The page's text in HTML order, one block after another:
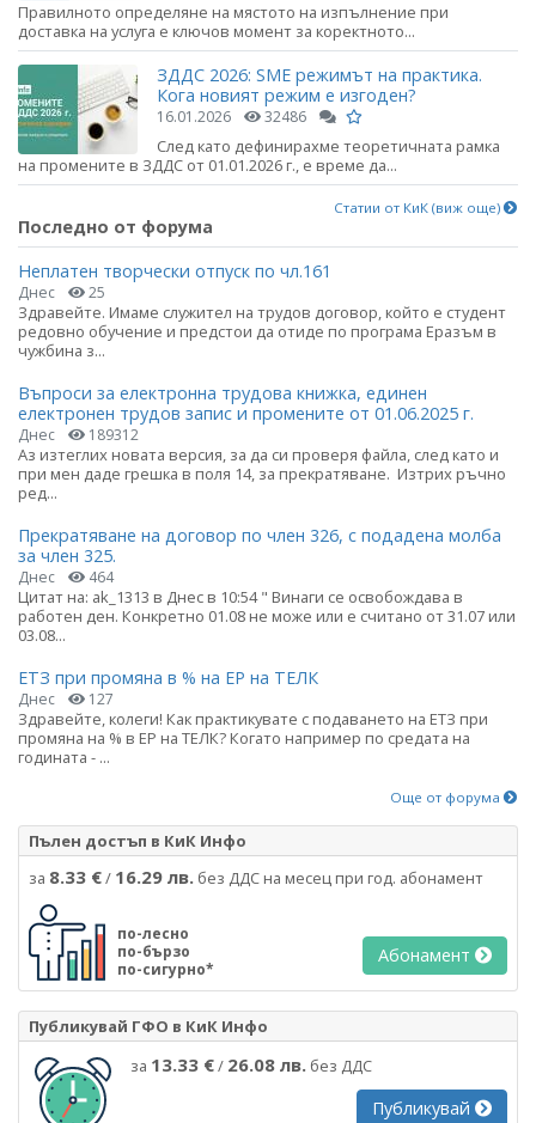
Правилното определяне на мястото на изпълнение при
доставка на услуга е ключов момент за коректното...
ЗДДС 2026: SME режимът на практика.
Кога новият режим е изгоден?
16.01.2026 32486
След като дефинирахме теоретичната рамка
на промените в ЗДДС от 01.01.2026 г., е време да...
Статии от КиК (виж още)
Последно от форума
Неплатен творчески отпуск по чл.161
Днес 25
Здравейте. Имаме служител на трудов договор, който е студент
редовно обучение и предстои да отиде по програма Еразъм в
чужбина з...
Въпроси за електронна трудова книжка, единен
електронен трудов запис и промените от 01.06.2025 г.
Днес 189312
Аз изтеглих новата версия, за да си проверя файла, след като и
при мен даде грешка в поля 14, за прекратяване. Изтрих ръчно
ред...
Прекратяване на договор по член 326, с подадена молба
за член 325.
Днес 464
Цитат на: ak_1313 в Днес в 10:54 " Винаги се освобождава в
работен ден. Конкретно 01.08 не може или е считано от 31.07 или
03.08...
ЕТЗ при промяна в % на ЕР на ТЕЛК
Днес 127
Здравейте, колеги! Как практикувате с подаването на ЕТЗ при
промяна на % в ЕР на ТЕЛК? Когато например по средата на
годината - ...
Още от форума
Пълен достъп в КиК Инфо
за 8.33 €/ 16.29 лв. без ДДС на месец при год. абонамент
по-лесно
по-бързо
по-сигурно*
Абонамент
Публикувай ГФО в КиК Инфо
за 13.33 €/ 26.08 лв. без ДДС
Публикувай